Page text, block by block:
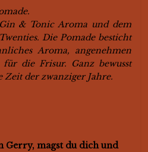
& Tonic Aroma und dem
Die Pomade besticht
Aroma, angenehmen
die Frisur. Ganz bewusst
Zeit der zwanziger Jahre.
magst du dich und